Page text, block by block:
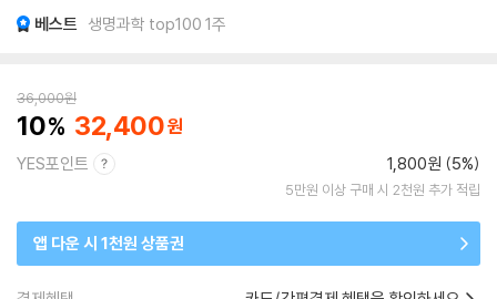
베스트 생명과학 top100 1주
36,000원
10 32,400
YES포인트 1,800원 (5%)
5만원 이상 구매 시 2천원 추가 적립
앱 다운 시 1천원 상품권